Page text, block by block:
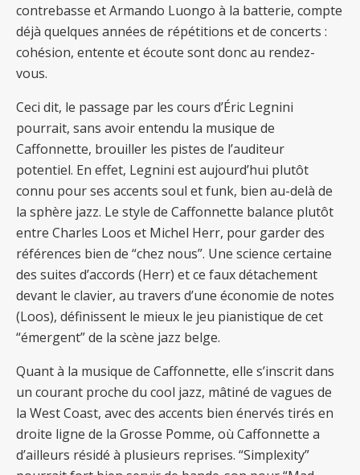
contrebasse et Armando Luongo à la batterie, compte
déjà quelques années de répétitions et de concerts :
cohésion, entente et écoute sont donc au rendez-
vous.
Ceci dit, le passage par les cours d’Éric Legnini
pourrait, sans avoir entendu la musique de
Caffonnette, brouiller les pistes de l’auditeur
potentiel. En effet, Legnini est aujourd’hui plutôt
connu pour ses accents soul et funk, bien au-delà de
la sphère jazz. Le style de Caffonnette balance plutôt
entre Charles Loos et Michel Herr, pour garder des
références bien de “chez nous”. Une science certaine
des suites d’accords (Herr) et ce faux détachement
devant le clavier, au travers d’une économie de notes
(Loos), définissent le mieux le jeu pianistique de cet
“émergent” de la scène jazz belge.
Quant à la musique de Caffonnette, elle s’inscrit dans
un courant proche du cool jazz, mâtiné de vagues de
la West Coast, avec des accents bien énervés tirés en
droite ligne de la Grosse Pomme, où Caffonnette a
d’ailleurs résidé à plusieurs reprises. “Simplexity”